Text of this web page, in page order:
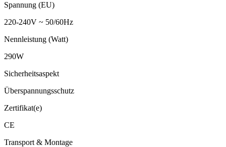
Spannung (EU)
220-240V ~ 50/60Hz
Nennleistung (Watt)
290W
Sicherheitsaspekt
Überspannungsschutz
Zertifikat(e)
CE
Transport & Montage